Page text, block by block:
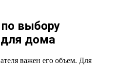
выбору
для дома
важен его объем. Для